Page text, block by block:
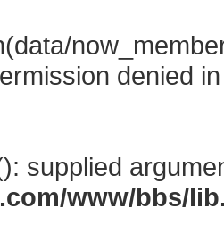
denied
supplied
www/bbs/